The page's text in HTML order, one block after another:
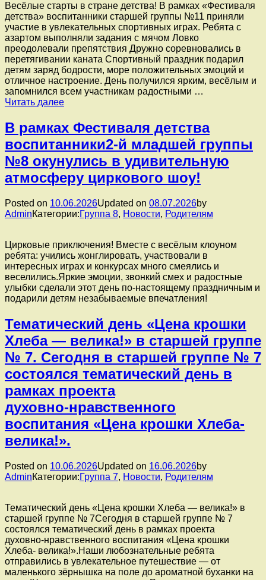
️Весёлые старты в стране детства! В рамках «Фестиваля
детства» воспитанники старшей группы №11 приняли
участие в увлекательных спортивных играх. ️Ребята с
азартом выполняли задания с мячом Ловко
преодолевали препятствия Дружно соревновались в
перетягивании каната ️Спортивный праздник подарил
детям заряд бодрости, море положительных эмоций и
отличное настроение. День получился ярким, весёлым и
запомнился всем участникам радостными …
Читать далее️Весёлые
в
стране
детства!
В
рамках
«Фестиваля
детства»
воспитанники
старшей
группы
приняли
участие
в
увлекательных
спортивных
играх.
В рамках Фестиваля детства
воспитанники2-й младшей группы
№8 окунулись в удивительную
атмосферу циркового шоу!
Posted on 10.06.2026Updated on 08.07.2026by
AdminКатегории:Группа 8, Новости, Родителям
Цирковые приключения! Вместе с весёлым клоуном
ребята: учились жонглировать, участвовали в
интересных играх и конкурсах много смеялись и
веселились.Яркие эмоции, звонкий смех и радостные
улыбки сделали этот день по-настоящему праздничным и
подарили детям незабываемые впечатления!
Тематический день «Цена крошки
Хлеба — велика!» в старшей группе
№ 7. Сегодня в старшей группе № 7
состоялся тематический день в
рамках проекта
духовно‑нравственного
воспитания «Цена крошки Хлеба-
велика!».
Posted on 10.06.2026Updated on 16.06.2026by
AdminКатегории:Группа 7, Новости, Родителям
Тематический день «Цена крошки Хлеба — велика!» в
старшей группе № 7Сегодня в старшей группе № 7
состоялся тематический день в рамках проекта
духовно‑нравственного воспитания «Цена крошки
Хлеба- велика!».Наши любознательные ребята
отправились в увлекательное путешествие — от
маленького зёрнышка на поле до ароматной буханки на